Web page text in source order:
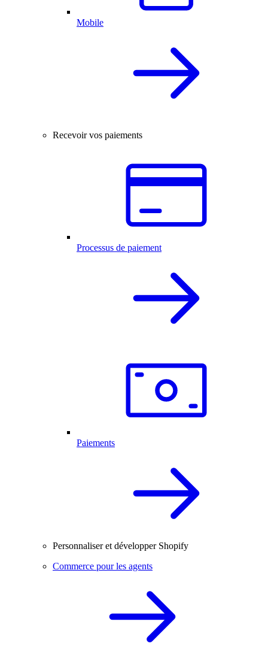
Mobile
Recevoir vos paiements
Processus de paiement
Paiements
Personnaliser et développer Shopify
Commerce pour les agents